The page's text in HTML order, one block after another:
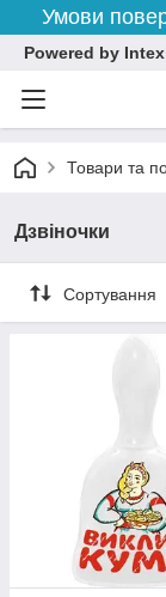
Умови
Powered by Intex
Товари та
Дзвіночки
Сортування